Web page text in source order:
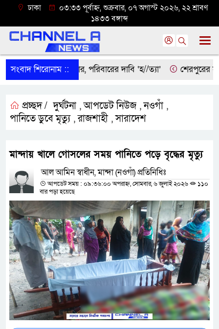
ঢাকা
০৩:৩৩ পূর্বাহ্ন, শুক্রবার, ০৭ অগাস্ট ২০২৬, ২২ শ্রাবণ
১৪৩৩ বঙ্গাব্দ
সংবাদ শিরোনাম ::
বৃদ্ধের ম’রদে’হ উদ্ধার, পরিবারের দাবি ‘হ//ত্যা’ শেরপুরের
প্রচ্ছদ / দুর্ঘটনা ,আপডেট নিউজ ,নওগাঁ ,
পানিতে ডুবে মৃত্যু ,রাজশাহী ,সারাদেশ
মান্দায় খালে গোসলের সময় পানিতে পড়ে বৃদ্ধের মৃত্যু
আল আমিন স্বাধীন, মান্দা (নওগাঁ) প্রতিনিধিঃ
আপডেট সময় : ০৯:৩৬:০০ অপরাহ্ন, সোমবার, ৬ জুলাই ২০২৬
১১০
বার পড়া হয়েছে